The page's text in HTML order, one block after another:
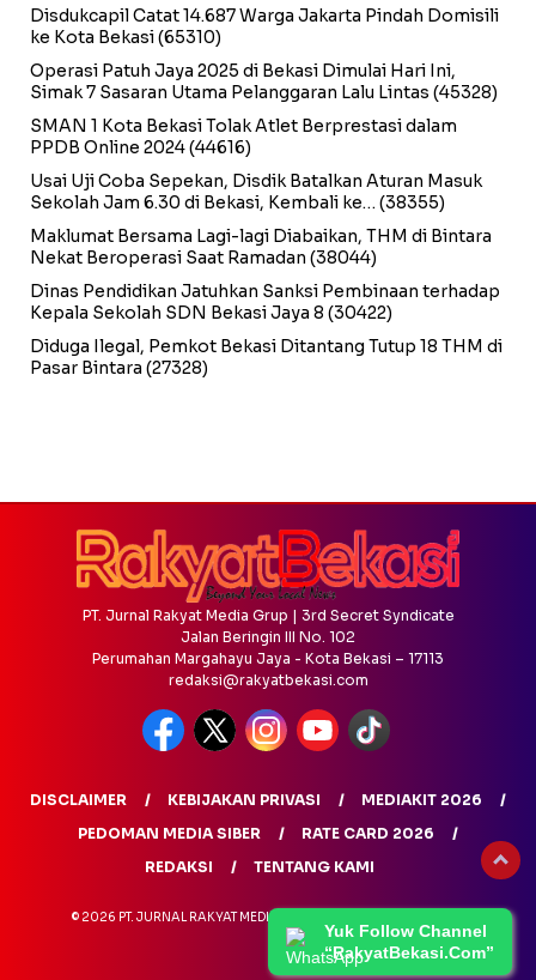
Disdukcapil Catat 14.687 Warga Jakarta Pindah Domisili
ke Kota Bekasi(65310)
Operasi Patuh Jaya 2025 di Bekasi Dimulai Hari Ini,
Simak 7 Sasaran Utama Pelanggaran Lalu Lintas (45328)
SMAN 1 Kota Bekasi Tolak Atlet Berprestasi dalam
PPDB Online 2024(44616)
Usai Uji Coba Sepekan, Disdik Batalkan Aturan Masuk
Sekolah Jam 6.30 di Bekasi, Kembali ke… (38355)
Maklumat Bersama Lagi-lagi Diabaikan, THM di Bintara
Nekat Beroperasi Saat Ramadan (38044)
Dinas Pendidikan Jatuhkan Sanksi Pembinaan terhadap
Kepala Sekolah SDN Bekasi Jaya 8 (30422)
Diduga Ilegal, Pemkot Bekasi Ditantang Tutup 18 THM di
Pasar Bintara (27328)
Yuk Follow Channel
“RakyatBekasi.Com”
PT. Jurnal Rakyat Media Grup | 3rd Secret Syndicate
Jalan Beringin III No. 102
Perumahan Margahayu Jaya - Kota Bekasi – 17113
redaksi@rakyatbekasi.com
DISCLAIMER KEBIJAKAN PRIVASI
MEDIAKIT 2026
PEDOMAN MEDIA SIBER
RATE CARD 2026
REDAKSI
TENTANG KAMI
© 2026 PT. JURNAL RAKYAT MEDIA GRUP - ALL RIGHTS RESERVED